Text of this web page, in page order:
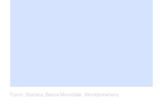
Fonti: Statista, Banca Mondiale, Worldometers